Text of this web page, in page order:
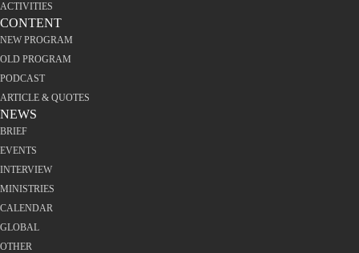
ACTIVITIES
CONTENT
NEW PROGRAM
OLD PROGRAM
PODCAST
ARTICLE & QUOTES
NEWS
BRIEF
EVENTS
INTERVIEW
MINISTRIES
CALENDAR
GLOBAL
OTHER